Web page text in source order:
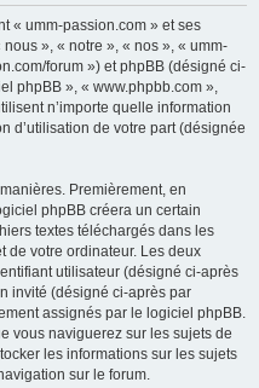
« umm-passion.com » et ses
», « notre », « nos », « umm-
forum ») et phpBB (désigné ci-
phpBB », « www.phpbb.com »,
n’importe quelle information
d’utilisation de votre part (désignée
Premièrement, en
phpBB créera un certain
textes téléchargés dans les
de votre ordinateur. Les deux
utilisateur (désigné ci-après
invité (désigné ci-après par
assignés par le logiciel phpBB.
vous naviguerez sur les sujets de
les informations sur les sujets
sur le forum.